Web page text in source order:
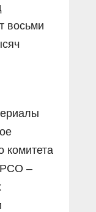
восьми
комитета
РСО –